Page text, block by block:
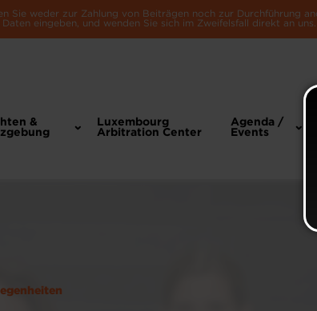
Sie weder zur Zahlung von Beiträgen noch zur Durchführung
eingeben, und wenden Sie sich im Zweifelsfall direkt an uns.
&
Luxembourg
Arbitration Center
Agenda /
Events